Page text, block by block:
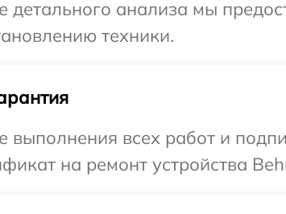
детального анализа мы
техники.
выполнения всех работ и
на ремонт устройства